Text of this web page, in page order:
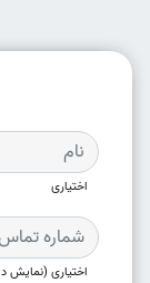
اختیاری
اختیاری (نمایش